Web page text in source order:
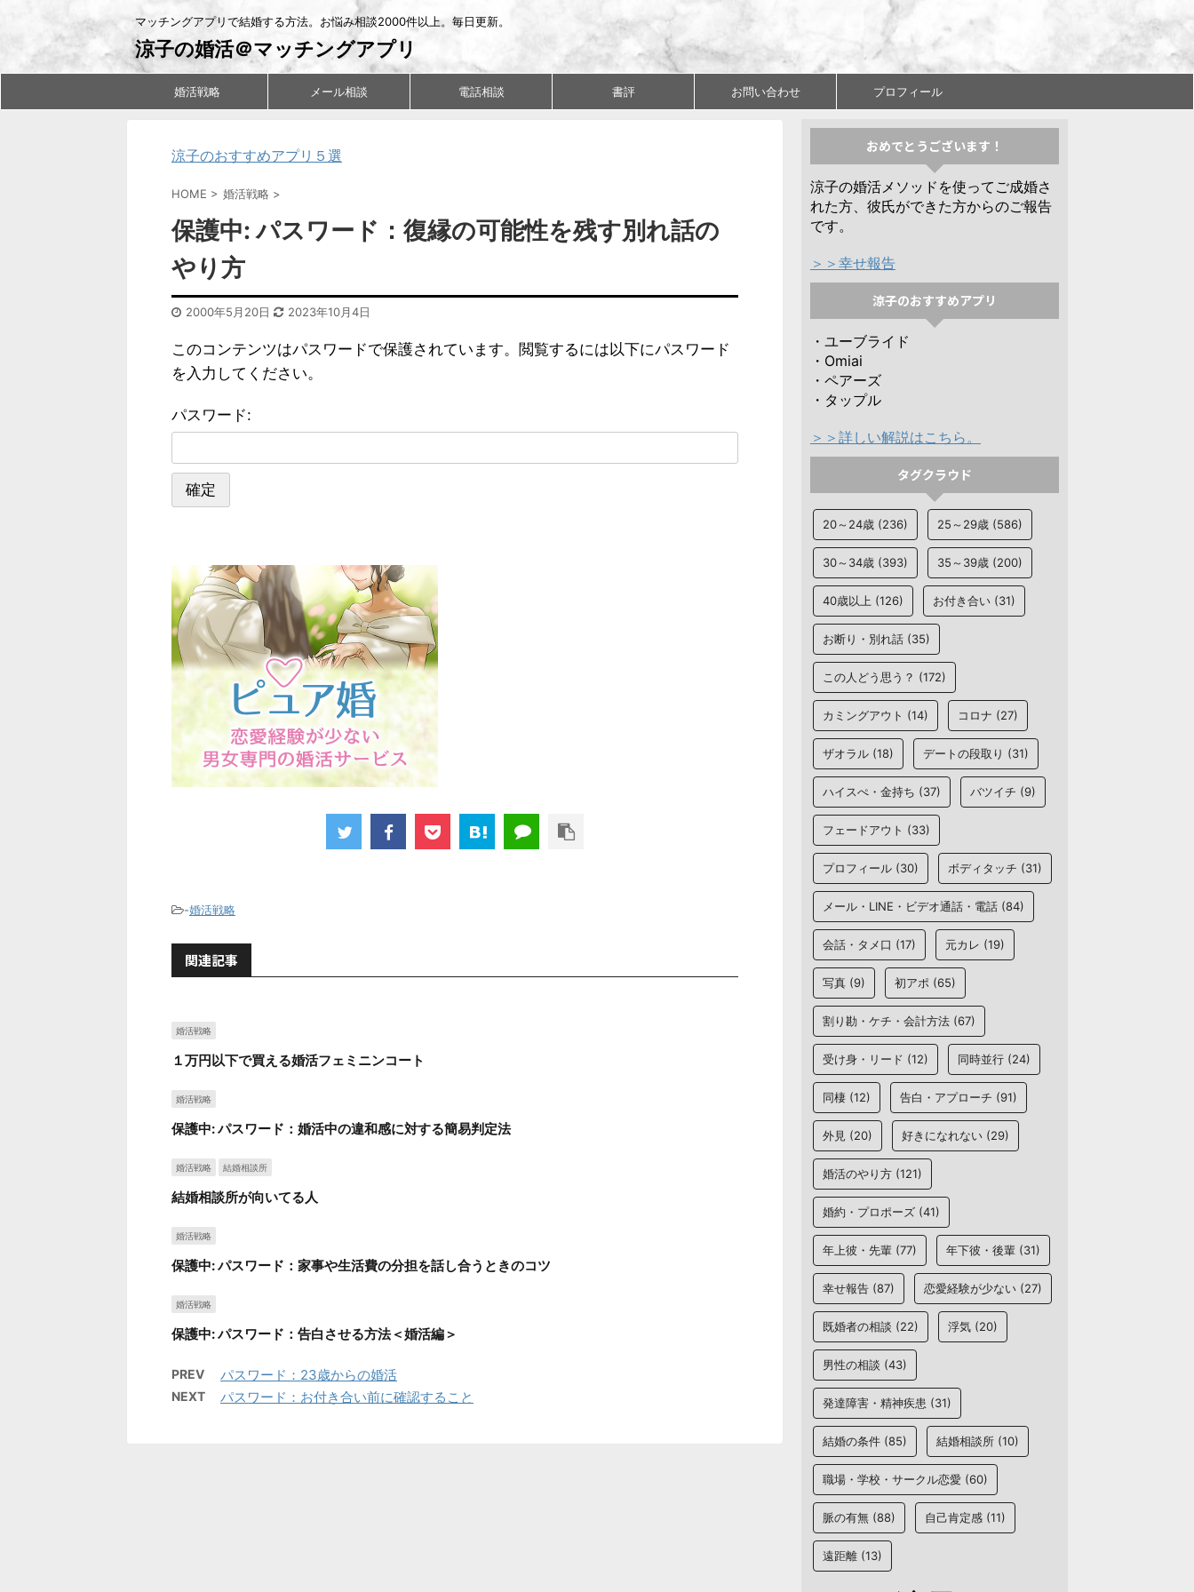
マッチングアプリで結婚する方法。お悩み相談2000件以上。毎日更新。
涼子の婚活＠マッチングアプリ
婚活戦略 メール相談 電話相談 書評 お問い合わせ プロフィール
涼子のおすすめアプリ５選
HOME > 婚活戦略 >
保護中: パスワード：復縁の可能性を残す別れ話の
やり方
2000年5月20日 2023年10月4日
このコンテンツはパスワードで保護されています。閲覧するには以下にパスワード
を入力してください。
パスワード:
-婚活戦略
関連記事
婚活戦略
１万円以下で買える婚活フェミニンコート
婚活戦略
保護中: パスワード：婚活中の違和感に対する簡易判定法
婚活戦略 結婚相談所
結婚相談所が向いてる人
婚活戦略
保護中: パスワード：家事や生活費の分担を話し合うときのコツ
婚活戦略
保護中: パスワード：告白させる方法＜婚活編＞
PREV パスワード：23歳からの婚活
NEXT パスワード：お付き合い前に確認すること
おめでとうございます！
涼子の婚活メソッドを使ってご成婚さ
れた方、彼氏ができた方からのご報告
です。
＞＞幸せ報告
涼子のおすすめアプリ
・ユーブライド
・Omiai
・ペアーズ
・タップル
＞＞詳しい解説はこちら。
タグクラウド
20～24歳 (236) 25～29歳 (586)
30～34歳 (393) 35～39歳 (200)
40歳以上 (126) お付き合い (31)
お断り・別れ話 (35)
この人どう思う？ (172)
カミングアウト (14) コロナ (27)
ザオラル (18) デートの段取り (31)
ハイスぺ・金持ち (37) バツイチ (9)
フェードアウト (33)
プロフィール (30) ボディタッチ (31)
メール・LINE・ビデオ通話・電話 (84)
会話・タメ口 (17) 元カレ (19)
写真 (9) 初アポ (65)
割り勘・ケチ・会計方法 (67)
受け身・リード (12) 同時並行 (24)
同棲 (12) 告白・アプローチ (91)
外見 (20) 好きになれない (29)
婚活のやり方 (121)
婚約・プロポーズ (41)
年上彼・先輩 (77) 年下彼・後輩 (31)
幸せ報告 (87) 恋愛経験が少ない (27)
既婚者の相談 (22) 浮気 (20)
男性の相談 (43)
発達障害・精神疾患 (31)
結婚の条件 (85) 結婚相談所 (10)
職場・学校・サークル恋愛 (60)
脈の有無 (88) 自己肯定感 (11)
遠距離 (13)